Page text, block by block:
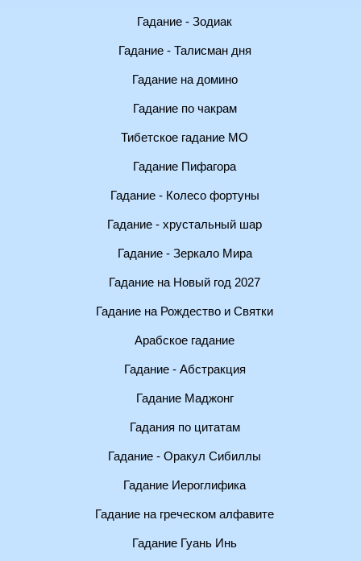
Гадание - Зодиак
Гадание - Талисман дня
Гадание на домино
Гадание по чакрам
Тибетское гадание МО
Гадание Пифагора
Гадание - Колесо фортуны
Гадание - хрустальный шар
Гадание - Зеркало Мира
Гадание на Новый год 2027
Гадание на Рождество и Святки
Арабское гадание
Гадание - Абстракция
Гадание Маджонг
Гадания по цитатам
Гадание - Оракул Сибиллы
Гадание Иероглифика
Гадание на греческом алфавите
Гадание Гуань Инь